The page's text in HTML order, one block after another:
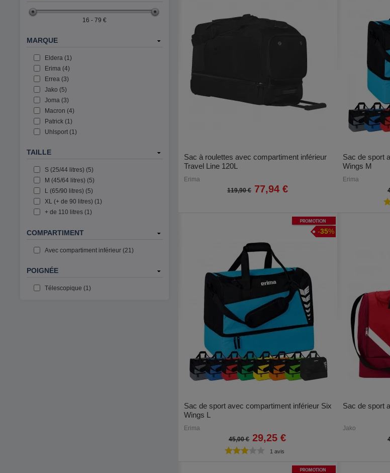
16 - 79 €
MARQUE
Eldera (1)
Erima (4)
Errea (3)
Jako (5)
Joma (3)
Macron (4)
Patrick (1)
Uhlsport (1)
TAILLE
S (25/44 litres) (5)
M (45/64 litres) (5)
L (65/90 litres) (5)
XL (+ de 90 litres) (1)
+ de 110 litres (1)
COMPARTIMENT
Avec compartiment inférieur (21)
POIGNÉE
Télescopique (1)
Sac à roulettes avec compartiment inférieur
Travel Line 120L
Erima
119,90 € 77,94 €
Sac de sport
Wings M
Erima
Promotion
-35%
Sac de sport avec compartiment inférieur Six
Wings L
Erima
45,00 € 29,25 €
1 avis
Sac de sport
Jako
Promotion